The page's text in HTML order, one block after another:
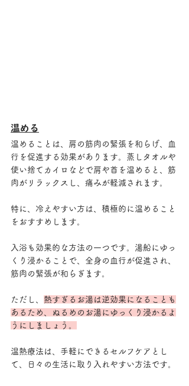
温める
温めることは、肩の筋肉の緊張を和らげ、血
行を促進する効果があります。蒸しタオルや
使い捨てカイロなどで肩や首を温めると、筋
肉がリラックスし、痛みが軽減されます。
特に、冷えやすい方は、積極的に温めること
をおすすめします。
入浴も効果的な方法の一つです。湯船にゆっ
くり浸かることで、全身の血行が促進され、
筋肉の緊張が和らぎます。
ただし、 熱すぎるお湯は逆効果になることも
あるため、ぬるめのお湯にゆっくり浸かるよ
うにしましょう。
温熱療法は、手軽にできるセルフケアとし
て、日々の生活に取り入れやすい方法です。